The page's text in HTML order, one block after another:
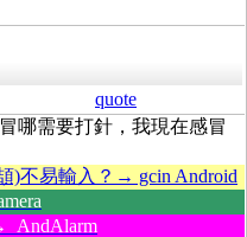
quote
哪需要打針，我現在感冒
)不易輸入？→ gcin Android
AndAlarm